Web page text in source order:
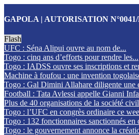
GAPOLA | AUTORISATION
Flash
UFC : Séna Alipui ouvre au nom de...
Togo : cinq ans d’efforts pour rendre les...
Togo : IADSS ouvre ses inscriptions et
Machine à foufou : une invention
Togo : Gal Dimini Allahare diligente une
Football : Tata Avlessi appelle Gianni
Plus de 40 organisations de la société
Togo : l’UFC en congrès ordinaire ce
Togo : 132 fonctionnaires sanctionnés en
Togo : le gouvernement annonce la